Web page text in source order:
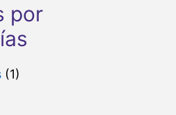
por
(1)